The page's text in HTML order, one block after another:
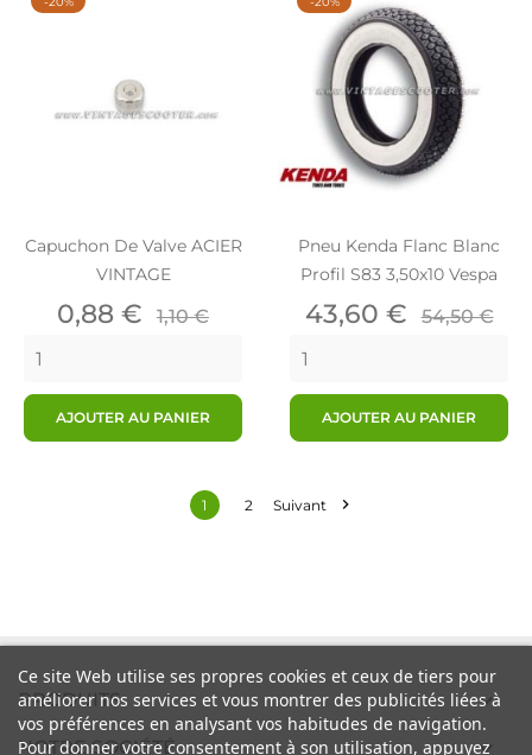
Capuchon De Valve ACIER
VINTAGE
Prix
0,88 € Prix
1,10 €
AJOUTER AU PANIER
Pneu Kenda Flanc Blanc
Profil S83 3,50x10 Vespa
Prix
43,60 € Prix
54,50 €
AJOUTER AU PANIER
1 2 Suivant 
PRODUITS 
NOTRE SOCIÉTÉ
Ce site Web utilise ses propres cookies et ceux de tiers pour
améliorer nos services et vous montrer des publicités liées à
vos préférences en analysant vos habitudes de navigation.
Pour donner votre consentement à son utilisation, appuyez